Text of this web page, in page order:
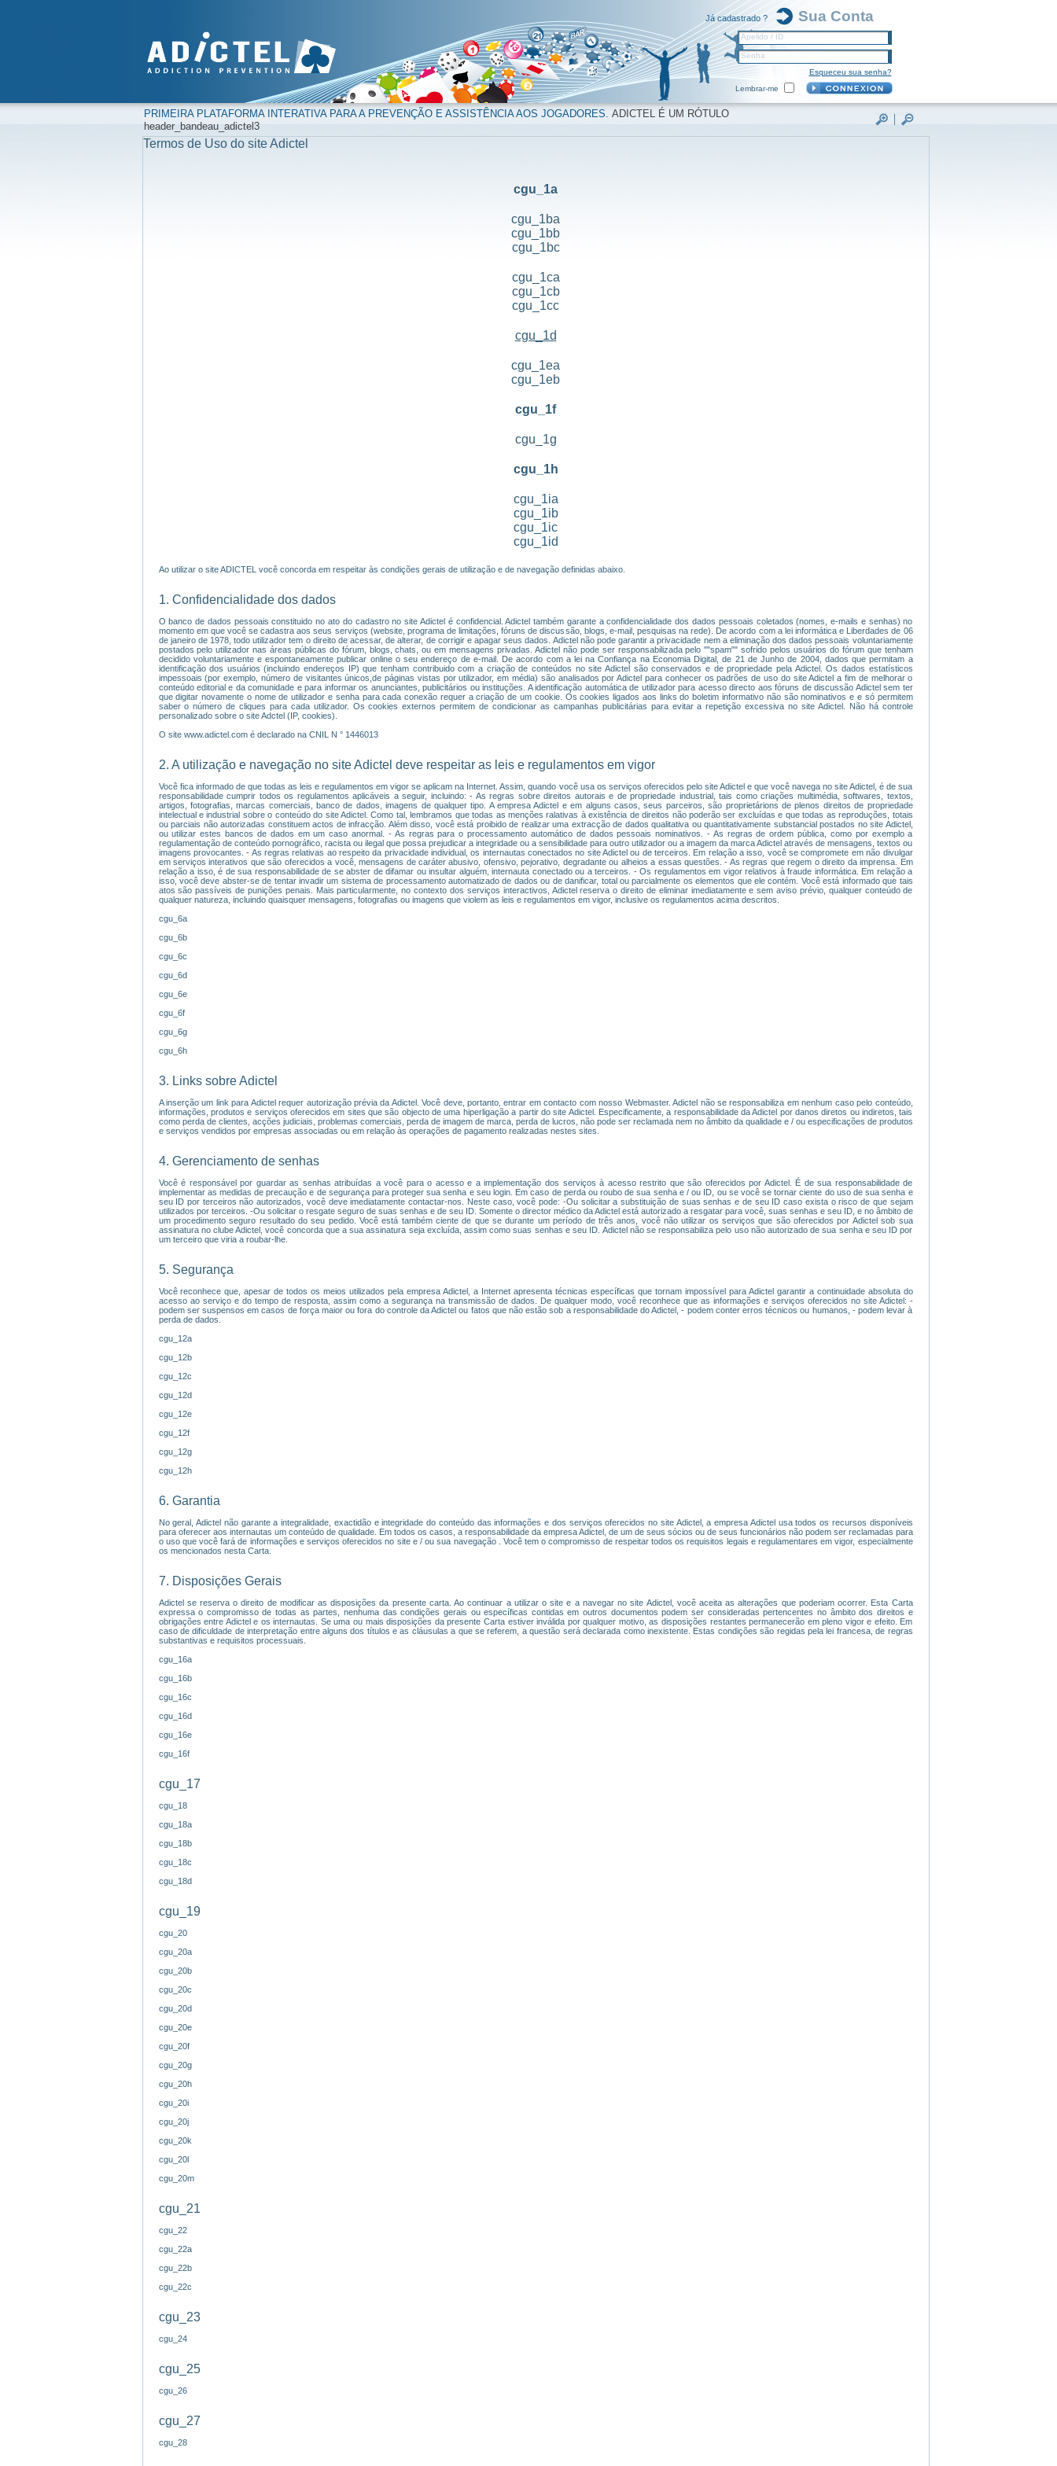
Já cadastrado ? Sua Conta
Apelido / ID
Senha
Esqueceu sua senha?
Lembrar-me
PRIMEIRA PLATAFORMA INTERATIVA PARA A PREVENÇÃO E ASSISTÊNCIA AOS JOGADORES. ADICTEL É UM RÓTULO
header_bandeau_adictel3
Termos de Uso do site Adictel
cgu_1a
cgu_1ba
cgu_1bb
cgu_1bc
cgu_1ca
cgu_1cb
cgu_1cc
cgu_1d
cgu_1ea
cgu_1eb
cgu_1f
cgu_1g
cgu_1h
cgu_1ia
cgu_1ib
cgu_1ic
cgu_1id
Ao utilizar o site ADICTEL você concorda em respeitar às condições gerais de utilização e de navegação definidas abaixo.
1. Confidencialidade dos dados
O banco de dados pessoais constituido no ato do cadastro no site Adictel é confidencial. Adictel também garante a confidencialidade dos dados pessoais coletados (nomes, e-mails e senhas) no
momento em que você se cadastra aos seus serviços (website, programa de limitações, fóruns de discussão, blogs, e-mail, pesquisas na rede). De acordo com a lei informática e Liberdades de 06
de janeiro de 1978, todo utilizador tem o direito de acessar, de alterar, de corrigir e apagar seus dados. Adictel não pode garantir a privacidade nem a eliminação dos dados pessoais voluntariamente
postados pelo utilizador nas áreas públicas do fórum, blogs, chats, ou em mensagens privadas. Adictel não pode ser responsabilizada pelo ""spam"" sofrido pelos usuários do fórum que tenham
decidido voluntariamente e espontaneamente publicar online o seu endereço de e-mail. De acordo com a lei na Confiança na Economia Digital, de 21 de Junho de 2004, dados que permitam a
identificação dos usuários (incluindo endereços IP) que tenham contribuido com a criação de conteúdos no site Adictel são conservados e de propriedade pela Adictel. Os dados estatísticos
impessoais (por exemplo, número de visitantes únicos,de páginas vistas por utilizador, em média) são analisados por Adictel para conhecer os padrões de uso do site Adictel a fim de melhorar o
conteúdo editorial e da comunidade e para informar os anunciantes, publicitários ou instituções. A identificação automática de utilizador para acesso directo aos fóruns de discussão Adictel sem ter
que digitar novamente o nome de utilizador e senha para cada conexão requer a criação de um cookie. Os cookies ligados aos links do boletim informativo não são nominativos e e só permitem
saber o número de cliques para cada utilizador. Os cookies externos permitem de condicionar as campanhas publicitárias para evitar a repetição excessiva no site Adictel. Não há controle
personalizado sobre o site Adctel (IP, cookies).
O site www.adictel.com é declarado na CNIL N ° 1446013
2. A utilização e navegação no site Adictel deve respeitar as leis e regulamentos em vigor
Você fica informado de que todas as leis e regulamentos em vigor se aplicam na Internet. Assim, quando você usa os serviços oferecidos pelo site Adictel e que você navega no site Adictel, é de sua
responsabilidade cumprir todos os regulamentos aplicáveis a seguir, incluindo: - As regras sobre direitos autorais e de propriedade industrial, tais como criações multimédia, softwares, textos,
artigos, fotografias, marcas comerciais, banco de dados, imagens de qualquer tipo. A empresa Adictel e em alguns casos, seus parceiros, são proprietárions de plenos direitos de propriedade
intelectual e industrial sobre o conteúdo do site Adictel. Como tal, lembramos que todas as menções ralativas à existência de direitos não poderão ser excluídas e que todas as reproduções, totais
ou parciais não autorizadas constituem actos de infracção. Além disso, você está proibido de realizar uma extracção de dados qualitativa ou quantitativamente substancial postados no site Adictel,
ou utilizar estes bancos de dados em um caso anormal. - As regras para o processamento automático de dados pessoais nominativos. - As regras de ordem pública, como por exemplo a
regulamentação de conteúdo pornográfico, racista ou ilegal que possa prejudicar a integridade ou a sensibilidade para outro utilizador ou a imagem da marca Adictel através de mensagens, textos ou
imagens provocantes. - As regras relativas ao respeito da privacidade individual, os internautas conectados no site Adictel ou de terceiros. Em relação a isso, você se compromete em não divulgar
em serviços interativos que são oferecidos a você, mensagens de caráter abusivo, ofensivo, pejorativo, degradante ou alheios a essas questões. - As regras que regem o direito da imprensa. Em
relação a isso, é de sua responsabilidade de se abster de difamar ou insultar alguém, internauta conectado ou a terceiros. - Os regulamentos em vigor relativos à fraude informática. Em relação a
isso, você deve abster-se de tentar invadir um sistema de processamento automatizado de dados ou de danificar, total ou parcialmente os elementos que ele contém. Você está informado que tais
atos são passíveis de punições penais. Mais particularmente, no contexto dos serviços interactivos, Adictel reserva o direito de eliminar imediatamente e sem aviso prévio, qualquer conteúdo de
qualquer natureza, incluindo quaisquer mensagens, fotografias ou imagens que violem as leis e regulamentos em vigor, inclusive os regulamentos acima descritos.
cgu_6a
cgu_6b
cgu_6c
cgu_6d
cgu_6e
cgu_6f
cgu_6g
cgu_6h
3. Links sobre Adictel
A inserção um link para Adictel requer autorização prévia da Adictel. Você deve, portanto, entrar em contacto com nosso Webmaster. Adictel não se responsabiliza em nenhum caso pelo conteúdo,
informações, produtos e serviços oferecidos em sites que são objecto de uma hiperligação a partir do site Adictel. Especificamente, a responsabilidade da Adictel por danos diretos ou indiretos, tais
como perda de clientes, acções judiciais, problemas comerciais, perda de imagem de marca, perda de lucros, não pode ser reclamada nem no âmbito da qualidade e / ou especificações de produtos
e serviços vendidos por empresas associadas ou em relação às operações de pagamento realizadas nestes sites.
4. Gerenciamento de senhas
Você é responsável por guardar as senhas atribuídas a você para o acesso e a implementação dos serviços à acesso restrito que são oferecidos por Adictel. É de sua responsabilidade de
implementar as medidas de precaução e de segurança para proteger sua senha e seu login. Em caso de perda ou roubo de sua senha e / ou ID, ou se você se tornar ciente do uso de sua senha e
seu ID por terceiros não autorizados, você deve imediatamente contactar-nos. Neste caso, você pode: -Ou solicitar a substituição de suas senhas e de seu ID caso exista o risco de que sejam
utilizados por terceiros. -Ou solicitar o resgate seguro de suas senhas e de seu ID. Somente o director médico da Adictel está autorizado a resgatar para você, suas senhas e seu ID, e no âmbito de
um procedimento seguro resultado do seu pedido. Você está também ciente de que se durante um período de três anos, você não utilizar os serviços que são oferecidos por Adictel sob sua
assinatura no clube Adictel, você concorda que a sua assinatura seja excluída, assim como suas senhas e seu ID. Adictel não se responsabiliza pelo uso não autorizado de sua senha e seu ID por
um terceiro que viria a roubar-lhe.
5. Segurança
Você reconhece que, apesar de todos os meios utilizados pela empresa Adictel, a Internet apresenta técnicas específicas que tornam impossível para Adictel garantir a continuidade absoluta do
acesso ao serviço e do tempo de resposta, assim como a segurança na transmissão de dados. De qualquer modo, você reconhece que as informações e serviços oferecidos no site Adictel: -
podem ser suspensos em casos de força maior ou fora do controle da Adictel ou fatos que não estão sob a responsabilidade do Adictel, - podem conter erros técnicos ou humanos, - podem levar à
perda de dados.
cgu_12a
cgu_12b
cgu_12c
cgu_12d
cgu_12e
cgu_12f
cgu_12g
cgu_12h
6. Garantia
No geral, Adictel não garante a integralidade, exactidão e integridade do conteúdo das informações e dos serviços oferecidos no site Adictel, a empresa Adictel usa todos os recursos disponíveis
para oferecer aos internautas um conteúdo de qualidade. Em todos os casos, a responsabilidade da empresa Adictel, de um de seus sócios ou de seus funcionários não podem ser reclamadas para
o uso que você fará de informações e serviços oferecidos no site e / ou sua navegação . Você tem o compromisso de respeitar todos os requisitos legais e regulamentares em vigor, especialmente
os mencionados nesta Carta.
7. Disposições Gerais
Adictel se reserva o direito de modificar as disposições da presente carta. Ao continuar a utilizar o site e a navegar no site Adictel, você aceita as alterações que poderiam ocorrer. Esta Carta
expressa o compromisso de todas as partes, nenhuma das condições gerais ou específicas contidas em outros documentos podem ser consideradas pertencentes no âmbito dos direitos e
obrigações entre Adictel e os internautas. Se uma ou mais disposições da presente Carta estiver inválida por qualquer motivo, as disposições restantes permanecerão em pleno vigor e efeito. Em
caso de dificuldade de interpretação entre alguns dos títulos e as cláusulas a que se referem, a questão será declarada como inexistente. Estas condições são regidas pela lei francesa, de regras
substantivas e requisitos processuais.
cgu_16a
cgu_16b
cgu_16c
cgu_16d
cgu_16e
cgu_16f
cgu_17
cgu_18
cgu_18a
cgu_18b
cgu_18c
cgu_18d
cgu_19
cgu_20
cgu_20a
cgu_20b
cgu_20c
cgu_20d
cgu_20e
cgu_20f
cgu_20g
cgu_20h
cgu_20i
cgu_20j
cgu_20k
cgu_20l
cgu_20m
cgu_21
cgu_22
cgu_22a
cgu_22b
cgu_22c
cgu_23
cgu_24
cgu_25
cgu_26
cgu_27
cgu_28